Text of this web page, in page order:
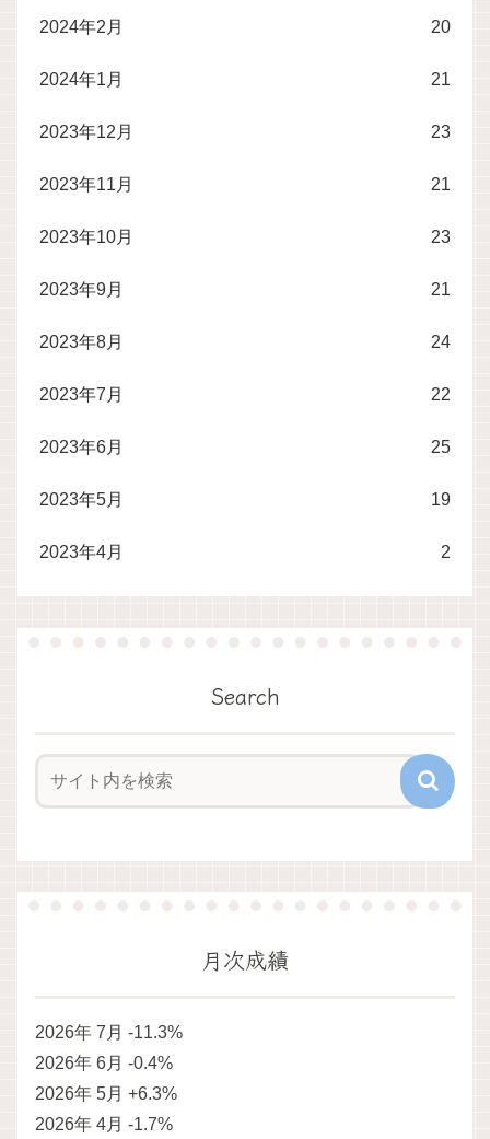
2024年2月 20
2024年1月 21
2023年12月 23
2023年11月 21
2023年10月 23
2023年9月 21
2023年8月 24
2023年7月 22
2023年6月 25
2023年5月 19
2023年4月 2
Search
月次成績
2026年 7月 -11.3%
2026年 6月 -0.4%
2026年 5月 +6.3%
2026年 4月 -1.7%